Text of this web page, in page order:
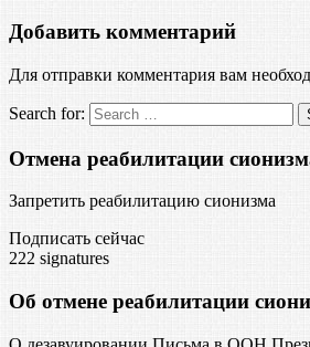
Добавить комментарий
Для отправки комментария вам
Search for:
Отмена реабилитации
Запретить реабилитацию сионизма
Подписать сейчас
222 signatures
Об отмене реабилитации